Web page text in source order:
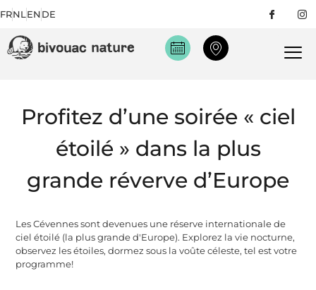
FRNLENDE
Profitez d’une soirée « ciel
étoilé » dans la plus
grande réverve d’Europe
Les Cévennes sont devenues une réserve internationale de
ciel étoilé (la plus grande d'Europe). Explorez la vie nocturne,
observez les étoiles, dormez sous la voûte céleste, tel est votre
programme!